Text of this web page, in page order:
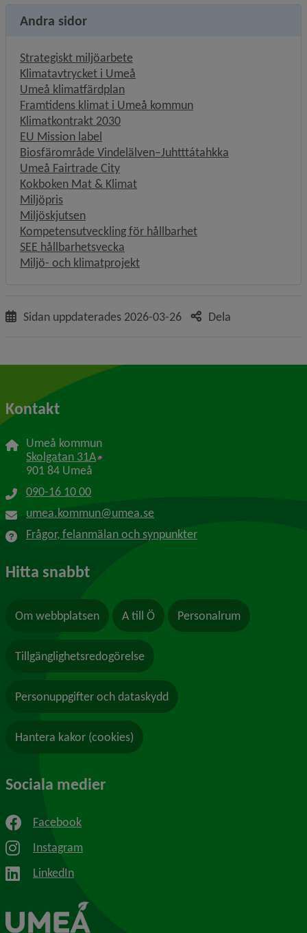
Andra sidor
Strategiskt miljöarbete
Klimatavtrycket i Umeå
Umeå klimatfärdplan
Framtidens klimat i Umeå kommun
Klimatkontrakt 2030
EU Mission label
Biosfärområde Vindelälven–Juhtttátahkka
Umeå Fairtrade City
Kokboken Mat & Klimat
Miljöpris
Miljöskjutsen
Kompetensutveckling för hållbarhet
SEE hållbarhetsvecka
Miljö- och klimatprojekt
Sidan uppdaterades 2026-03-26 Dela
Kontakt
Umeå kommun
Skolgatan 31A Länk till annan webbplats, öppnas i nytt
901 84 Umeå
090-16 10 00
umea.kommun@umea.se
Frågor, felanmälan och synpunkter
Hitta snabbt
Om webbplatsen A till Ö Personalrum
Tillgänglighetsredogörelse
Personuppgifter och dataskydd
Hantera kakor (cookies)
Sociala medier
Facebook
Instagram
LinkedIn